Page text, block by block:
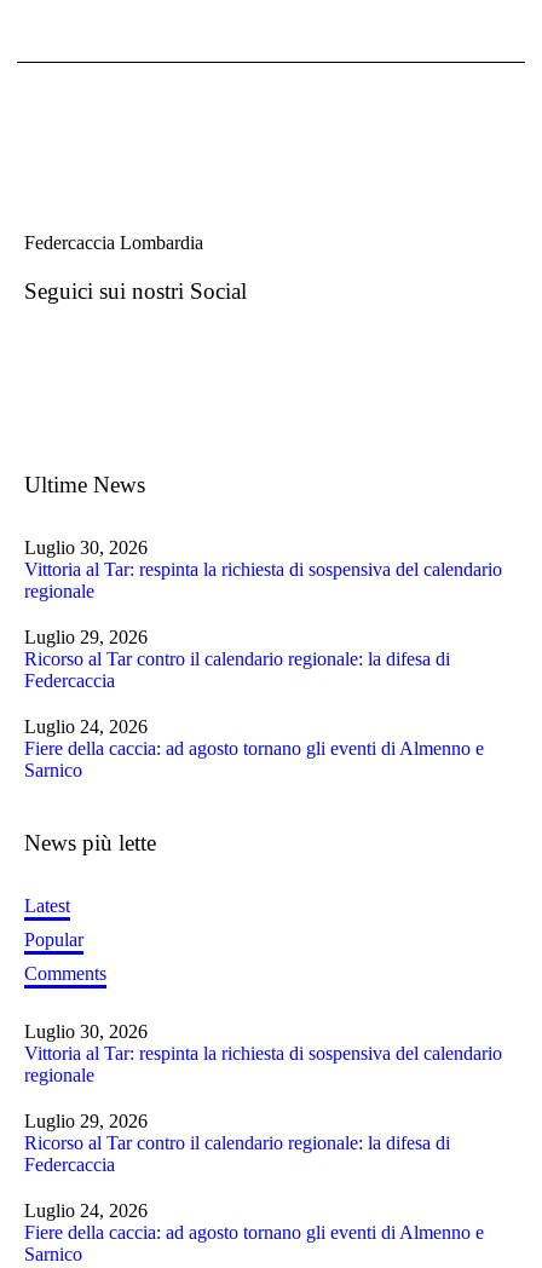
Federcaccia Lombardia
Seguici sui nostri Social
Ultime News
Luglio 30, 2026
Vittoria al Tar: respinta la richiesta di sospensiva del calendario
regionale
Luglio 29, 2026
Ricorso al Tar contro il calendario regionale: la difesa di
Federcaccia
Luglio 24, 2026
Fiere della caccia: ad agosto tornano gli eventi di Almenno e
Sarnico
News più lette
Latest
Popular
Comments
Luglio 30, 2026
Vittoria al Tar: respinta la richiesta di sospensiva del calendario
regionale
Luglio 29, 2026
Ricorso al Tar contro il calendario regionale: la difesa di
Federcaccia
Luglio 24, 2026
Fiere della caccia: ad agosto tornano gli eventi di Almenno e
Sarnico